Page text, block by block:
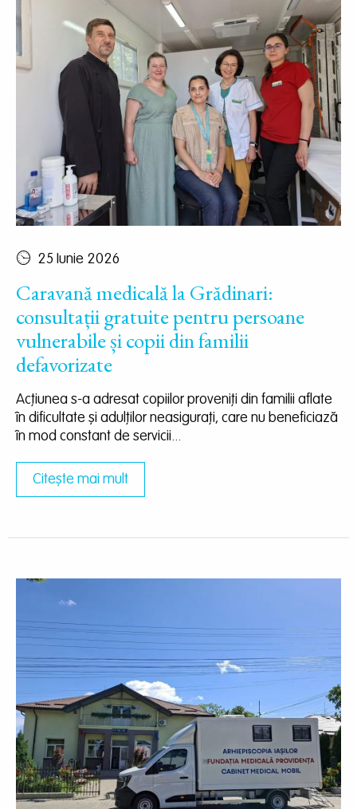
25 Iunie 2026
Caravană medicală la Grădinari:
consultații gratuite pentru persoane
vulnerabile și copii din familii
defavorizate
Acțiunea s-a adresat copiilor proveniți din familii aflate
în dificultate și adulților neasigurați, care nu beneficiază
în mod constant de servicii...
Citește mai mult